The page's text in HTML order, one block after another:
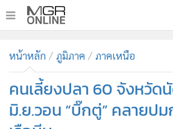
ทันเหตุการณ์
• ภาคใต้
• ภูมิภาค
Online Section
หน้าหลัก ภูมิภาค ภาคเหนือ
คนเลี้ยงปลา 60 จังหวัด
มิ.ย.วอน “บิ๊กตู่” คลายป